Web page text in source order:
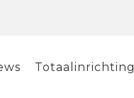
Totaalinrichting